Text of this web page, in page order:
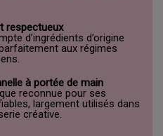
respectueux
d’ingrédients d’origine
aux régimes
à portée de main
reconnue pour ses
largement utilisés dans
créative.